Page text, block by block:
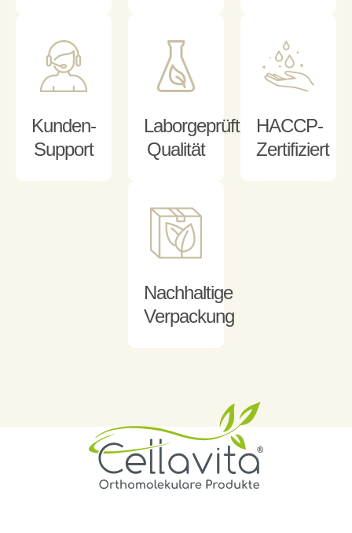
Kunden-
Support
Laborgeprüfte
Qualität
HACCP-
Zertifiziert
Nachhaltige
Verpackung